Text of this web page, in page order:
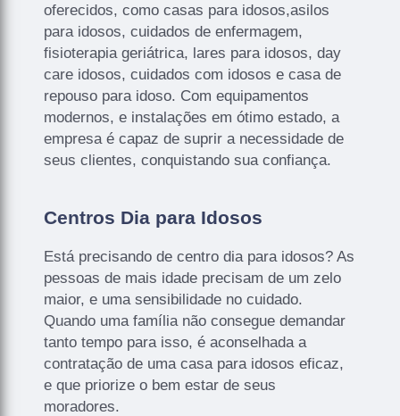
oferecidos, como casas para idosos,asilos
para idosos, cuidados de enfermagem,
fisioterapia geriátrica, lares para idosos, day
care idosos, cuidados com idosos e casa de
repouso para idoso. Com equipamentos
modernos, e instalações em ótimo estado, a
empresa é capaz de suprir a necessidade de
seus clientes, conquistando sua confiança.
Centros Dia para Idosos
Está precisando de centro dia para idosos? As
pessoas de mais idade precisam de um zelo
maior, e uma sensibilidade no cuidado.
Quando uma família não consegue demandar
tanto tempo para isso, é aconselhada a
contratação de uma casa para idosos eficaz,
e que priorize o bem estar de seus
moradores.